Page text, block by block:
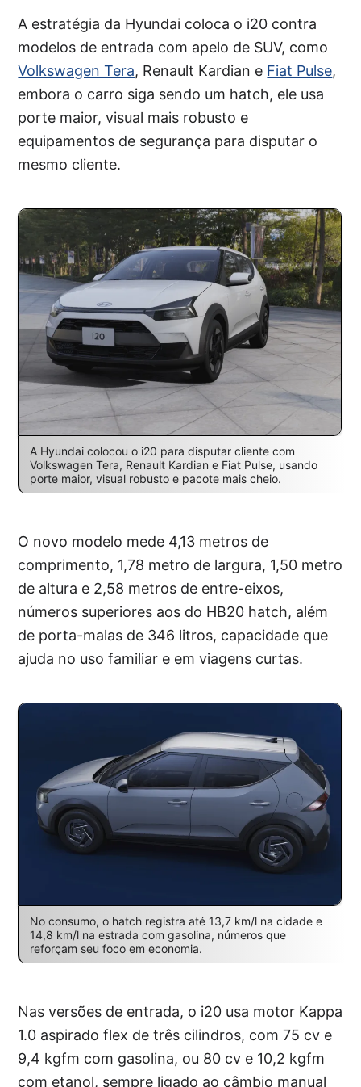
A estratégia da Hyundai coloca o i20 contra
modelos de entrada com apelo de SUV, como
Volkswagen Tera, Renault Kardian e Fiat Pulse,
embora o carro siga sendo um hatch, ele usa
porte maior, visual mais robusto e
equipamentos de segurança para disputar o
mesmo cliente.
A Hyundai colocou o i20 para disputar cliente com
Volkswagen Tera, Renault Kardian e Fiat Pulse, usando
porte maior, visual robusto e pacote mais cheio.
O novo modelo mede 4,13 metros de
comprimento, 1,78 metro de largura, 1,50 metro
de altura e 2,58 metros de entre-eixos,
números superiores aos do HB20 hatch, além
de porta-malas de 346 litros, capacidade que
ajuda no uso familiar e em viagens curtas.
No consumo, o hatch registra até 13,7 km/l na cidade e
14,8 km/l na estrada com gasolina, números que
reforçam seu foco em economia.
Nas versões de entrada, o i20 usa motor Kappa
1.0 aspirado flex de três cilindros, com 75 cv e
9,4 kgfm com gasolina, ou 80 cv e 10,2 kgfm
com etanol, sempre ligado ao câmbio manual